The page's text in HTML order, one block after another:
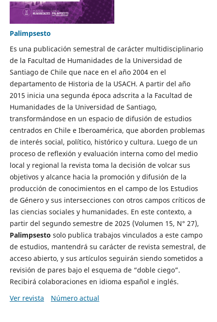
Palimpsesto
Es una publicación semestral de carácter multidisciplinario
de la Facultad de Humanidades de la Universidad de
Santiago de Chile que nace en el año 2004 en el
departamento de Historia de la USACH. A partir del año
2015 inicia una segunda época adscrita a la Facultad de
Humanidades de la Universidad de Santiago,
transformándose en un espacio de difusión de estudios
centrados en Chile e Iberoamérica, que aborden problemas
de interés social, político, histórico y cultura. Luego de un
proceso de reflexión y evaluación interna como del medio
local y regional la revista toma la decisión de volcar sus
objetivos y alcance hacia la promoción y difusión de la
producción de conocimientos en el campo de los Estudios
de Género y sus intersecciones con otros campos críticos de
las ciencias sociales y humanidades. En este contexto, a
partir del segundo semestre de 2025 (Volumen 15, N° 27),
Palimpsesto solo publica trabajos vinculados a este campo
de estudios, mantendrá su carácter de revista semestral, de
acceso abierto, y sus artículos seguirán siendo sometidos a
revisión de pares bajo el esquema de “doble ciego”.
Recibirá colaboraciones en idioma español e inglés.
Ver revista
Número actual